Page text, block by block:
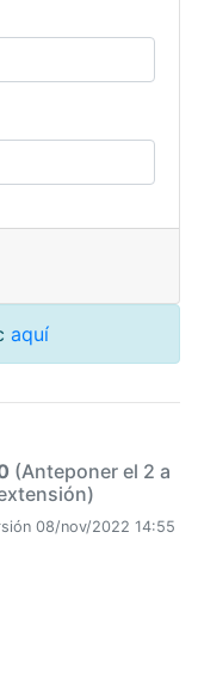
aquí
(Anteponer el 2 a
08/nov/2022 14:55